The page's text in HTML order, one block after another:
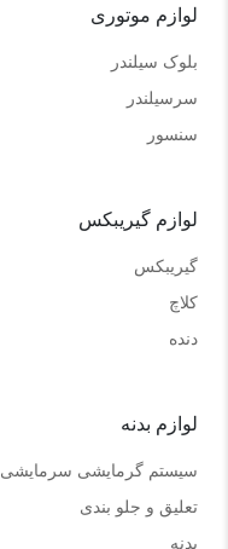
لوازم موتوری
بلوک سیلندر
سرسیلندر
سنسور
لوازم گیریبکس
گیریبکس
کلاچ
دنده
لوازم بدنه
سیستم گرمایشی سرمایشی
تعلیق و جلو بندی
بدنه